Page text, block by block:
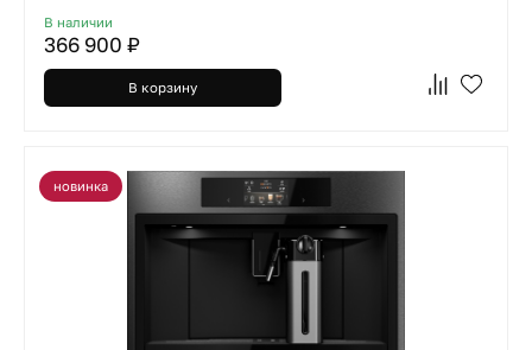
В наличии
366 900 ₽
В корзину
новинка